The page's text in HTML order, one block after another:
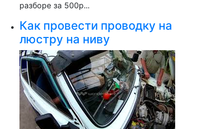
разборе за 500р...
Как провести проводку на
люстру на ниву